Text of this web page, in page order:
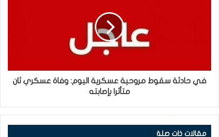
في حادثة سقوط مروحية عسكرية اليوم: وفاة عسكري ثان
متأثرا بإصابته
مقالات ذات صلة